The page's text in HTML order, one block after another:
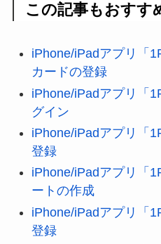
この記事もおすす
iPhone/iPadアプリ「
カードの登録
iPhone/iPadアプリ「
グイン
iPhone/iPadアプリ「
登録
iPhone/iPadアプリ「
ートの作成
iPhone/iPadアプリ「
登録